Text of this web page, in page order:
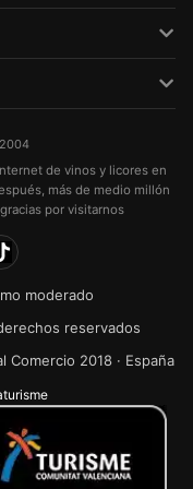
de vinos y licores en
más de medio millón
por visitarnos
moderado
reservados
Comercio 2018 · España